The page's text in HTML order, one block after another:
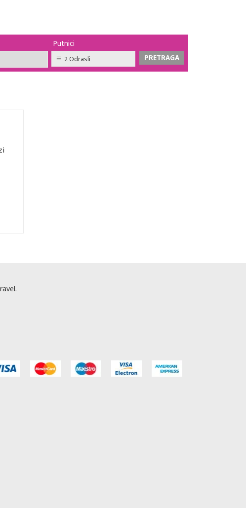
Putnici
2 Odrasli